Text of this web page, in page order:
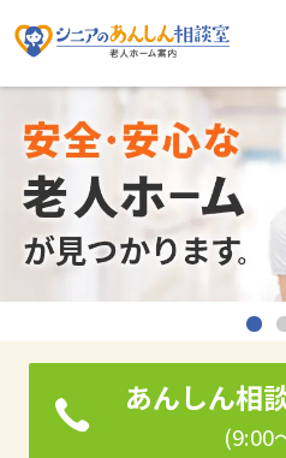
あんしん相
(9:00